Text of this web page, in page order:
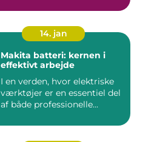
14. jan
Makita batteri: kernen i
effektivt arbejde
I en verden, hvor elektriske
værktøjer er en essentiel del
af både professionelle...